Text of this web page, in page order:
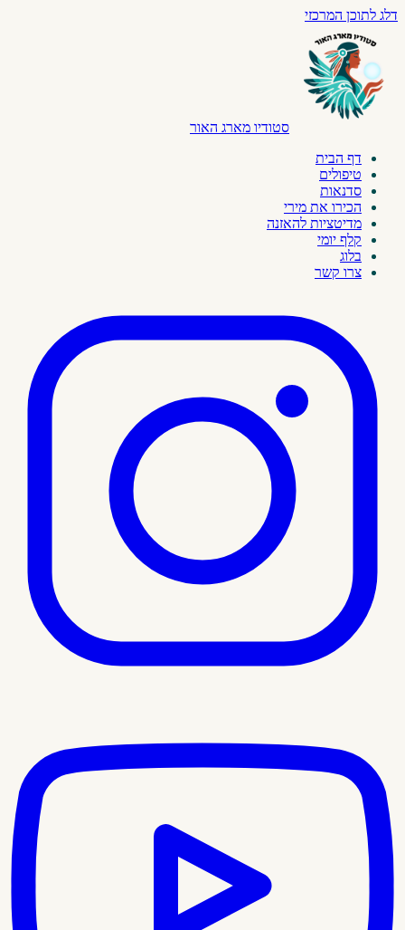
דלג לתוכן המרכזי
סטודיו מארג האור
דף הבית
טיפולים
סדנאות
הכירו את מירי
מדיטציות להאזנה
קלף יומי
בלוג
צרו קשר